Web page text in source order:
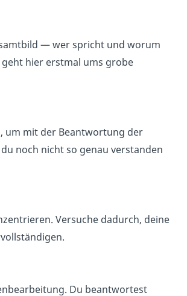
— wer spricht und worum
geht hier erstmal ums grobe
um mit der Beantwortung der
noch nicht so genau verstanden
Versuche dadurch, deine
Du beantwortest